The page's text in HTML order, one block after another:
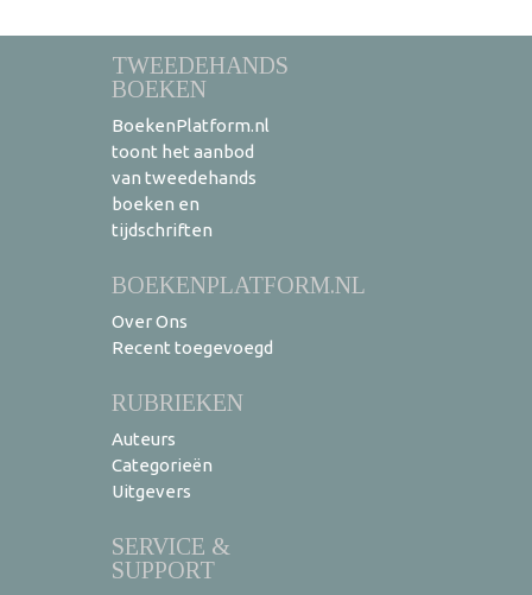
TWEEDEHANDS
BOEKEN
BoekenPlatform.nl
toont het aanbod
van tweedehands
boeken en
tijdschriften
BOEKENPLATFORM.NL
Over Ons
Recent toegevoegd
RUBRIEKEN
Auteurs
Categorieën
Uitgevers
SERVICE &
SUPPORT